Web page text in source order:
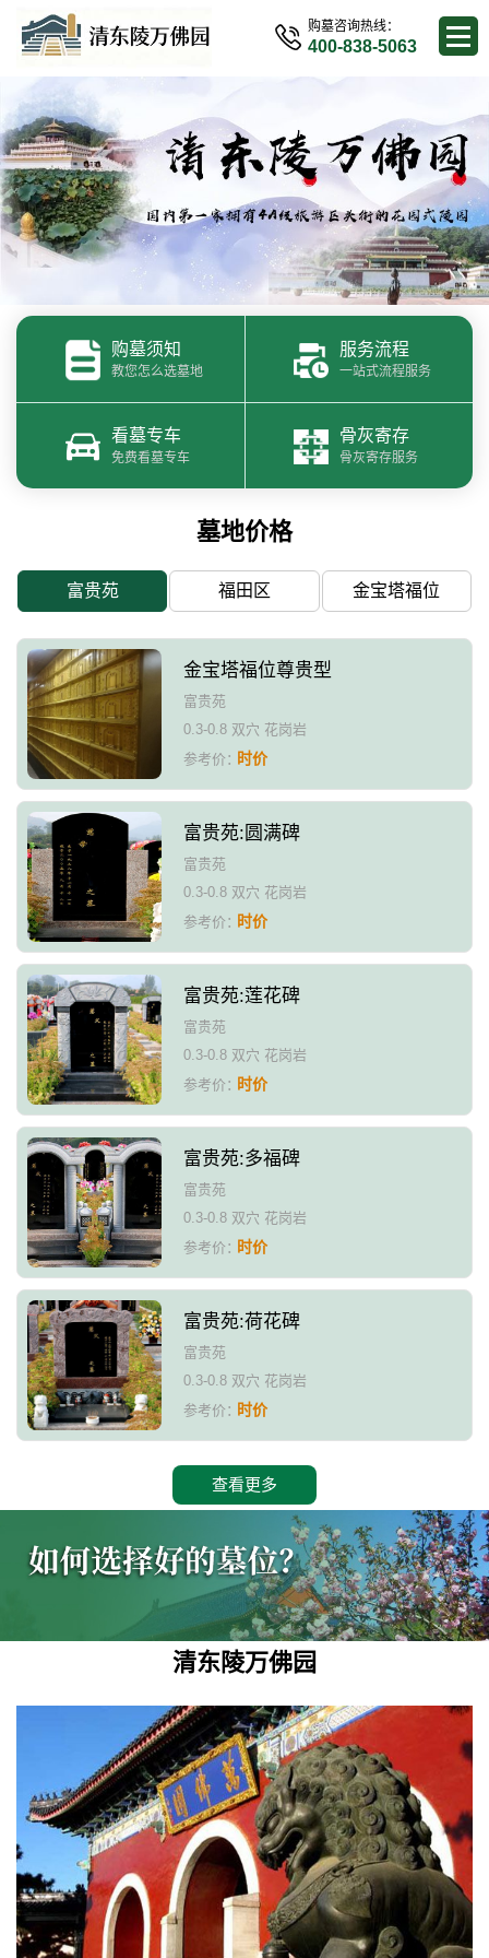
购墓咨询热线：
400-838-5063
购墓须知
教您怎么选墓地
服务流程
一站式流程服务
看墓专车
免费看墓专车
骨灰寄存
骨灰寄存服务
墓地价格
富贵苑 福田区 金宝塔福位
金宝塔福位尊贵型
富贵苑
0.3-0.8 双穴 花岗岩
参考价：时价
富贵苑:圆满碑
富贵苑
0.3-0.8 双穴 花岗岩
参考价：时价
富贵苑:莲花碑
富贵苑
0.3-0.8 双穴 花岗岩
参考价：时价
富贵苑:多福碑
富贵苑
0.3-0.8 双穴 花岗岩
参考价：时价
富贵苑:荷花碑
富贵苑
0.3-0.8 双穴 花岗岩
参考价：时价
查看更多
清东陵万佛园